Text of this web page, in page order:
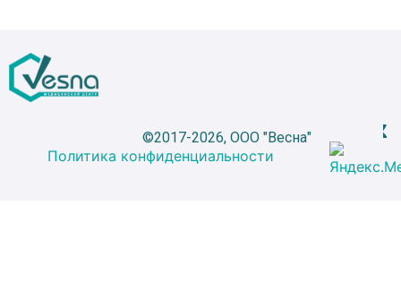
©2017-2026, ООО "Весна"
Политика конфиденциальности